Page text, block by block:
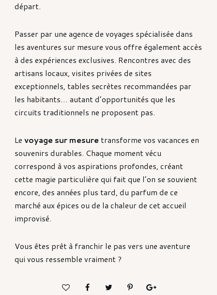
départ.
Passer par une agence de voyages spécialisée dans
les aventures sur mesure vous offre également accès
à des expériences exclusives. Rencontres avec des
artisans locaux, visites privées de sites
exceptionnels, tables secrètes recommandées par
les habitants… autant d’opportunités que les
circuits traditionnels ne proposent pas.
Le voyage sur mesure transforme vos vacances en
souvenirs durables. Chaque moment vécu
correspond à vos aspirations profondes, créant
cette magie particulière qui fait que l’on se souvient
encore, des années plus tard, du parfum de ce
marché aux épices ou de la chaleur de cet accueil
improvisé.
Vous êtes prêt à franchir le pas vers une aventure
qui vous ressemble vraiment ?